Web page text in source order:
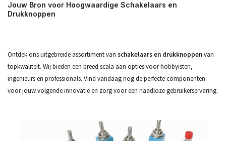
Jouw Bron voor Hoogwaardige Schakelaars en
Drukknoppen
Ontdek ons uitgebreide assortiment van schakelaars en drukknoppenvan
topkwaliteit. Wij bieden een breed scala aan opties voor hobbyisten,
ingenieurs en professionals. Vind vandaag nog de perfecte componenten
voor jouw volgende innovatie en zorg voor een naadloze gebruikerservaring.